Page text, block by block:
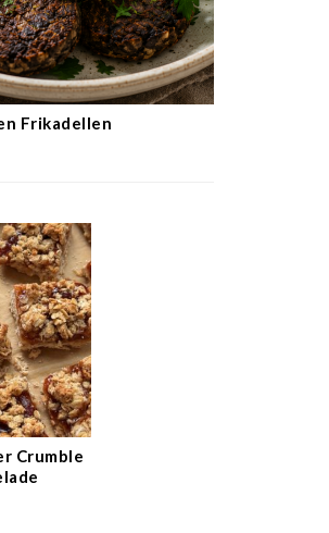
Frikadellen
Crumble